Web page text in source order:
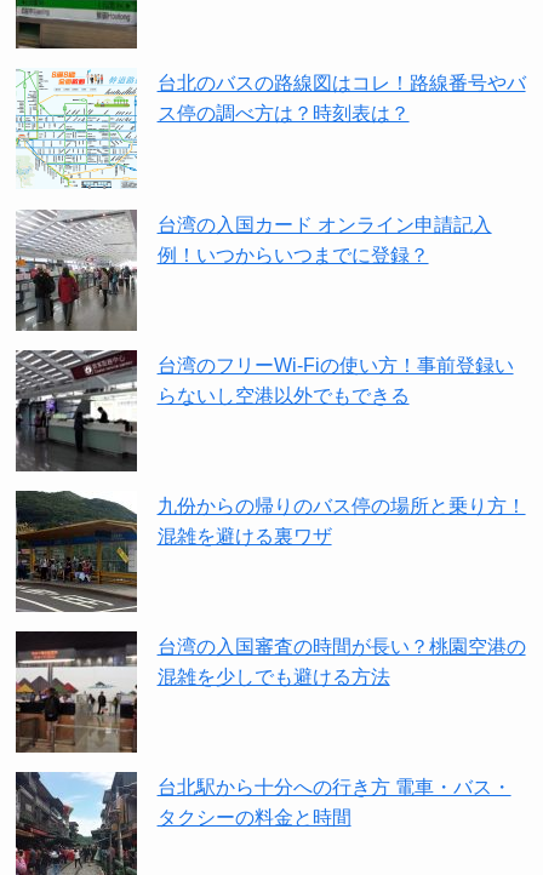
台北のバスの路線図はコレ！路線番号やバ
ス停の調べ方は？時刻表は？
台湾の入国カード オンライン申請記入
例！いつからいつまでに登録？
台湾のフリーWi-Fiの使い方！事前登録い
らないし空港以外でもできる
九份からの帰りのバス停の場所と乗り方！
混雑を避ける裏ワザ
台湾の入国審査の時間が長い？桃園空港の
混雑を少しでも避ける方法
台北駅から十分への行き方 電車・バス・
タクシーの料金と時間